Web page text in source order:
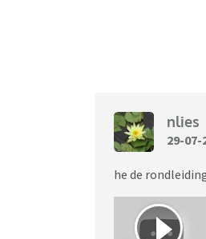
nlies
29-07-
he de